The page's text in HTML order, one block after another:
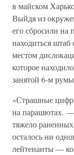
в майском
Выйдя из
его сбросили на
находиться
местом
которое
занятой 6-м
«Страшные
на парашютах. —
тяжело
осталось ни
лейтенанты —